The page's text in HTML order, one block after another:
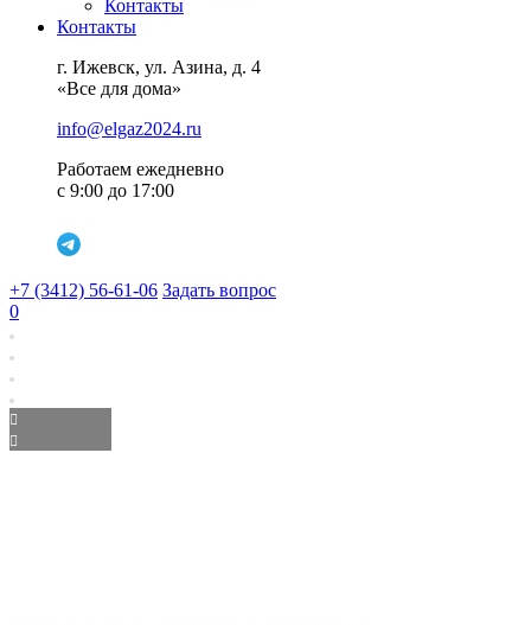
Контакты
Контакты
г. Ижевск, ул. Азина, д. 4
«Все для дома»
info@elgaz2024.ru
Работаем eжедневно
с 9:00 до 17:00
+7 (3412) 56-61-06 Задать вопрос
0